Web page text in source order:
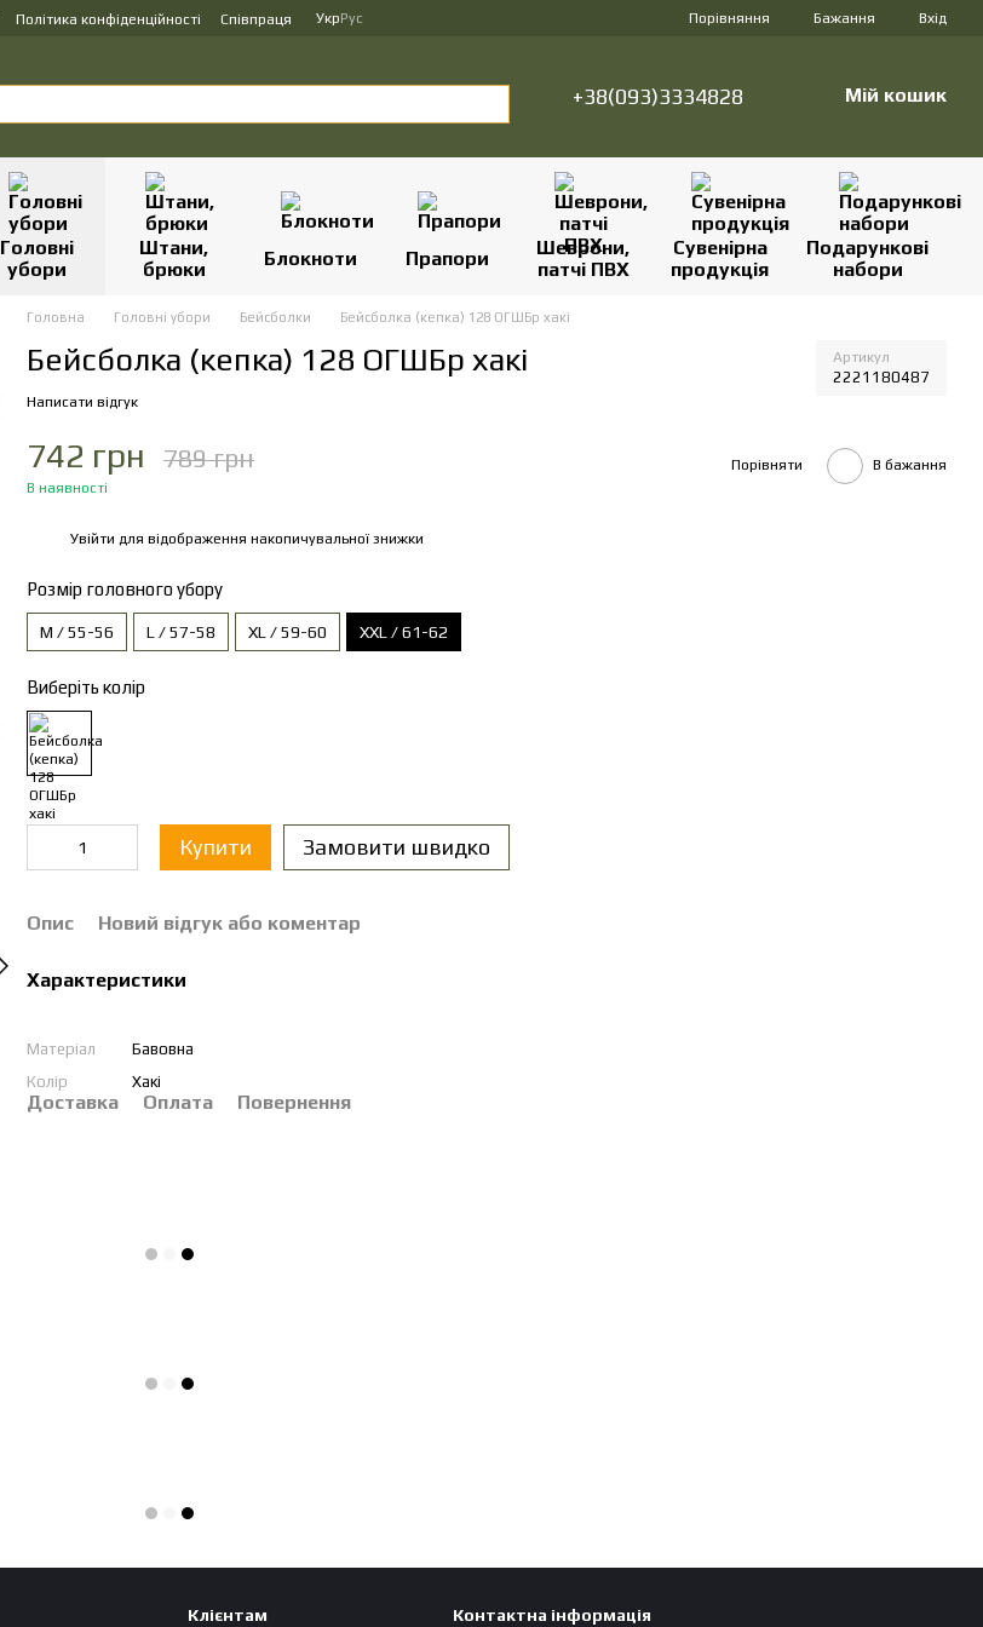
Політика конфіденційності Співпраця УкрРус Порівняння Бажання Вхід
+38(093)3334828 Мій кошик
Головні
убори
Штани,
брюки
Блокноти Прапори
Шеврони,
патчі ПВХ
Сувенірна
продукція
Подарункові
набори
Головна Головні убори Бейсболки Бейсболка (кепка) 128 ОГШБр хакі
Бейсболка (кепка) 128 ОГШБр хакі Артикул
2221180487
Написати відгук
742 грн 789 грн
В наявності
Порівняти В бажання
Увійти для відображення накопичувальної знижки
Розмір головного убору
M / 55-56 L / 57-58 XL / 59-60 XXL / 61-62
Виберіть колір
Купити Замовити швидко
Опис Новий відгук або коментар
Характеристики
Матеріал
Бавовна
Колір
Хакі
Доставка Оплата Повернення
Клієнтам Контактна інформація